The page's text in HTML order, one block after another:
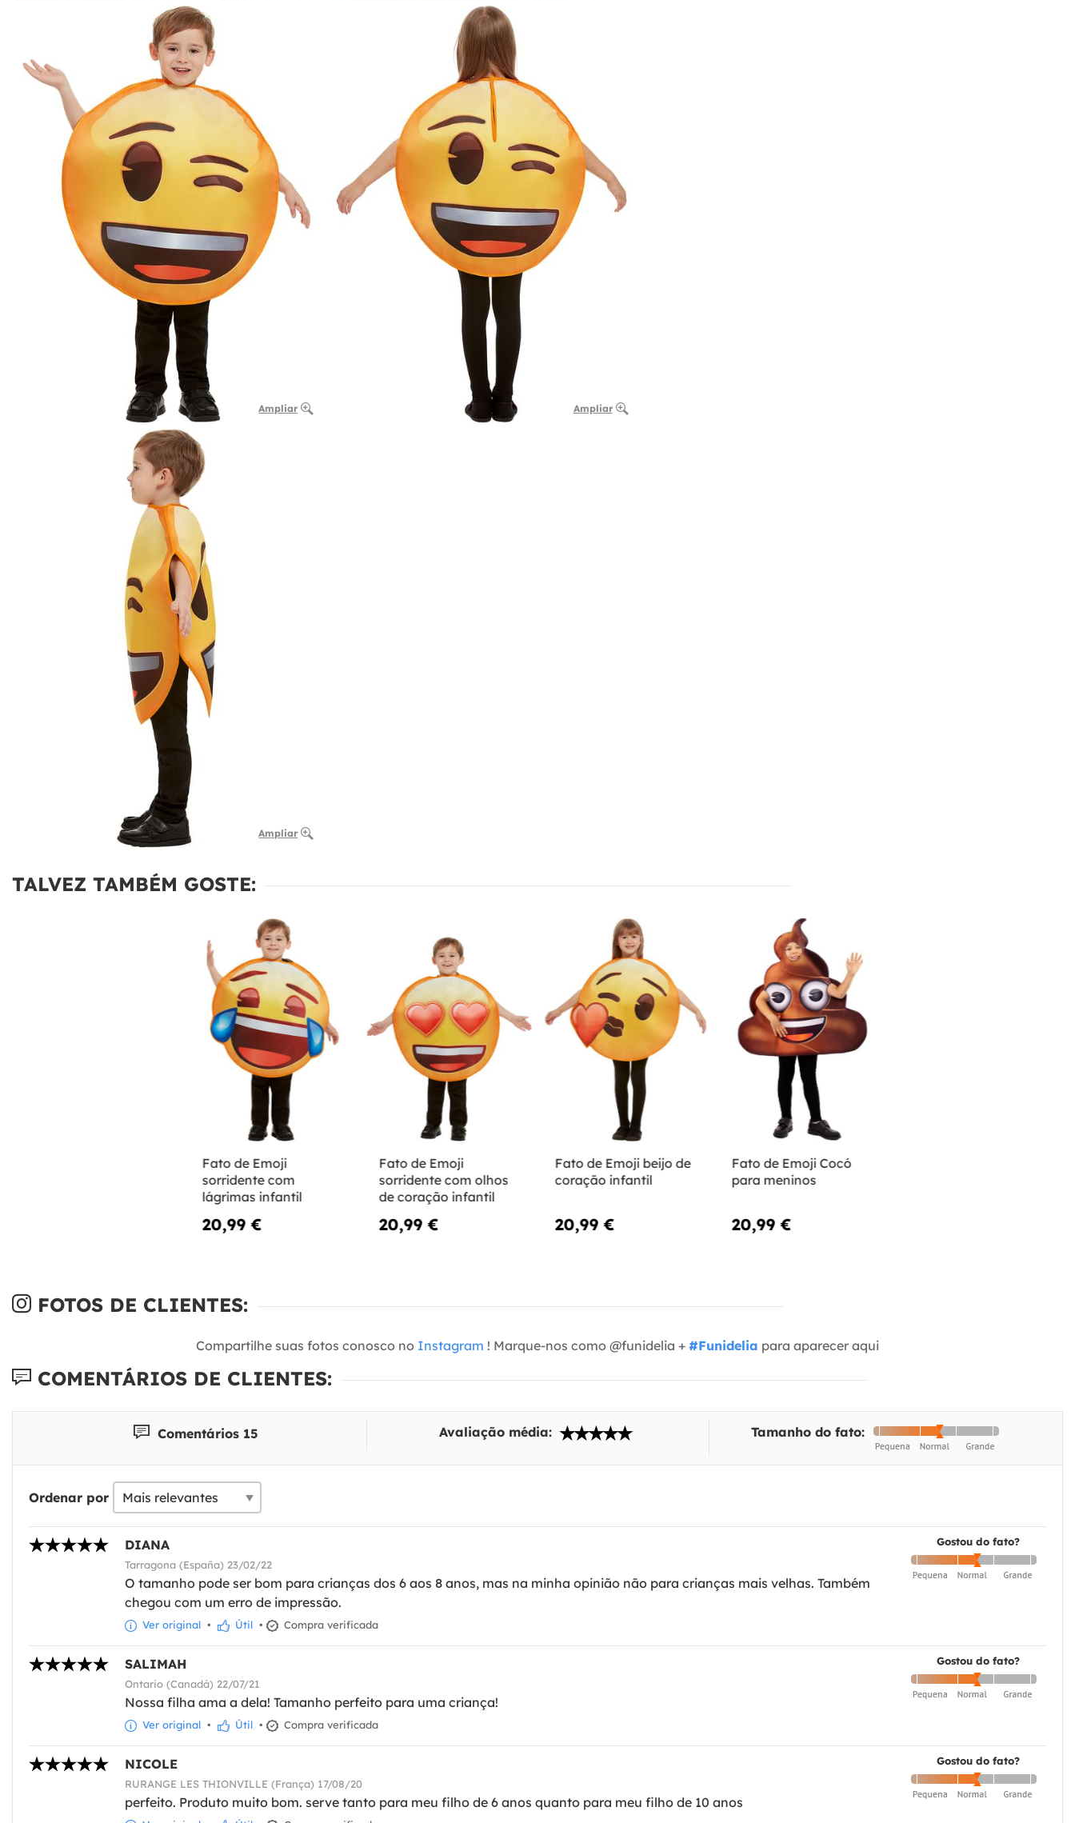
Ampliar Ampliar
Ampliar
TALVEZ TAMBÉM GOSTE:
Fato de Emoji
sorridente com
lágrimas infantil
20,99 €
Fato de Emoji
sorridente com olhos
de coração infantil
20,99 €
Fato de Emoji beijo de
coração infantil
20,99 €
Fato de Emoji Cocó
para meninos
20,99 €
FOTOS DE CLIENTES:
Compartilhe suas fotos conosco no Instagram ! Marque-nos como @funidelia + #Funidelia para aparecer aqui
COMENTÁRIOS DE CLIENTES:
Comentários 15 Avaliação média: Tamanho do fato:
Ordenar por
Gostou do fato?
DIANA
Tarragona (España) 23/02/22
O tamanho pode ser bom para crianças dos 6 aos 8 anos, mas na minha opinião não para crianças mais velhas. Também
chegou com um erro de impressão.
Ver original • Útil • Compra verificada
Gostou do fato?
SALIMAH
Ontario (Canadá) 22/07/21
Nossa filha ama a dela! Tamanho perfeito para uma criança!
Ver original • Útil • Compra verificada
Gostou do fato?
NICOLE
RURANGE LES THIONVILLE (França) 17/08/20
perfeito. Produto muito bom. serve tanto para meu filho de 6 anos quanto para meu filho de 10 anos